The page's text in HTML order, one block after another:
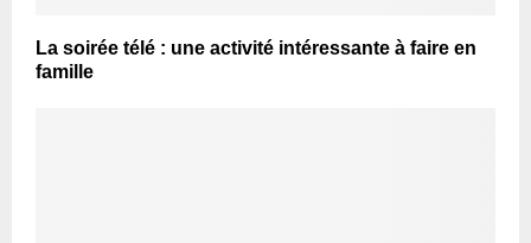
La soirée télé : une activité intéressante à faire en
famille